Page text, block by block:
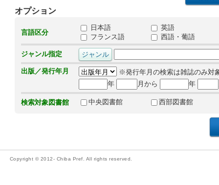
オプション
言語区分
日本語
英語
フランス語
西語・葡語
ジャンル指定
出版／発行年月
※発行年月の検索は雑誌のみ対
年
月から 年
検索対象図書館 中央図書館 西部図書館
Copyright © 2012- Chiba Pref. All rights reserved.